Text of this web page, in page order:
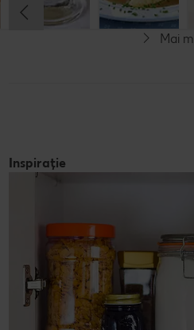
Rafinat
Mai
Inspirație